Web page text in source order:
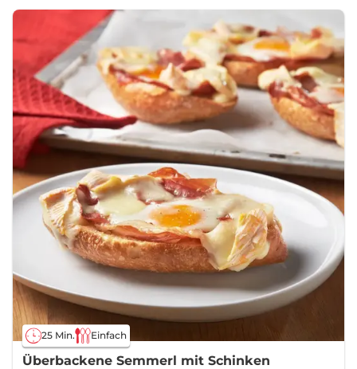
25 Min. Einfach
Überbackene Semmerl mit Schinken